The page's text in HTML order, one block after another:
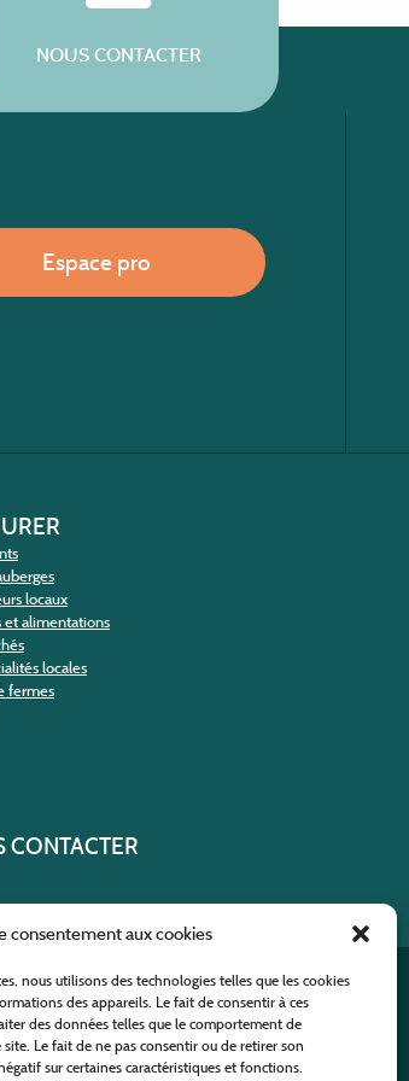
consentement aux cookies
nous utilisons des technologies telles que les cookies
des appareils. Le fait de consentir à ces
des données telles que le comportement de
Le fait de ne pas consentir ou de retirer son
sur certaines caractéristiques et fonctions.
NOUS CONTACTER
Espace pro
locaux
et alimentations
locales
fermes
CONTACTER